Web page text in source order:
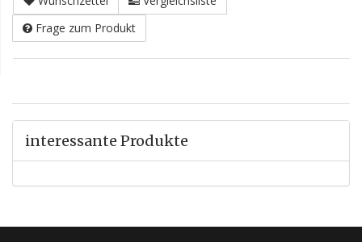
Frage zum Produkt
interessante Produkte